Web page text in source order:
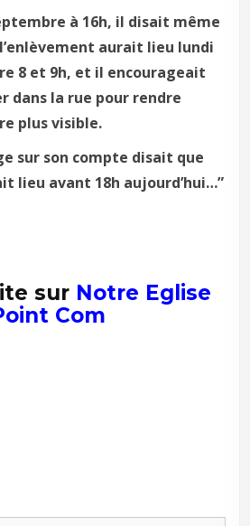
à 16h, il disait même
aurait lieu lundi
8 et 9h, et il encourageait
dans la rue pour rendre
plus visible.
sur son compte disait que
lieu avant 18h aujourd’hui…”
sur Notre Eglise
Com